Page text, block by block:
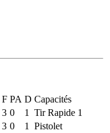
F PA D Capacités
3 0 1
Tir Rapide 1
3 0 1
Pistolet